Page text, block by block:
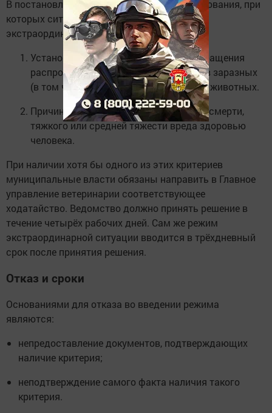
В постановлении сформулированы два основания, при
которых ситуация может быть признана
экстраординарной:
Установление карантина для предотвращения
распространения и ликвидации очагов заразных
(в том числе особо опасных) болезней животных.
Причинение животным без владельца смерти,
тяжкого или средней тяжести вреда здоровью
человека.
При наличии хотя бы одного из этих критериев
муниципальные власти обязаны направить в Главное
управление ветеринарии соответствующее
ходатайство. Ведомство должно принять решение в
течение четырёх рабочих дней. Сам же режим
экстраординарной ситуации вводится в трёхдневный
срок после принятия решения.
Отказ и сроки
Основаниями для отказа во введении режима
являются:
непредоставление документов, подтверждающих
наличие критерия;
неподтверждение самого факта наличия такого
критерия.